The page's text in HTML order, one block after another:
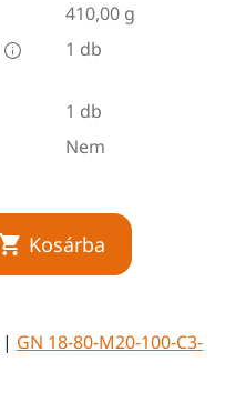
410,00 g
1 db
1 db
Nem
Kosárba
| GN 18-80-M20-100-C3-